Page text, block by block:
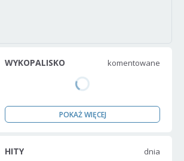
WYKOPALISKO komentowane
POKAŻ WIĘCEJ
HITY dnia